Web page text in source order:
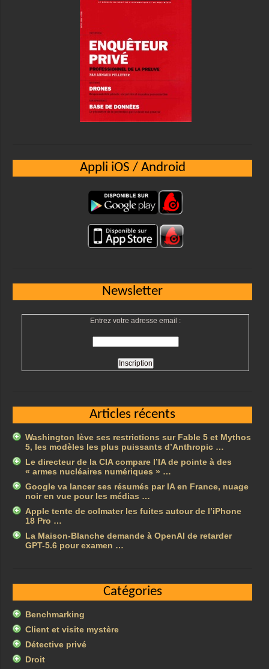
Appli iOS / Android
Newsletter
Entrez votre adresse email :
Articles récents
Washington lève ses restrictions sur Fable 5 et Mythos
5, les modèles les plus puissants d’Anthropic …
Le directeur de la CIA compare l’IA de pointe à des
« armes nucléaires numériques » …
Google va lancer ses résumés par IA en France, nuage
noir en vue pour les médias …
Apple tente de colmater les fuites autour de l’iPhone
18 Pro …
La Maison-Blanche demande à OpenAI de retarder
GPT-5.6 pour examen …
Catégories
Benchmarking
Client et visite mystère
Détective privé
Droit